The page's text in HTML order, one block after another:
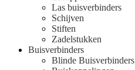
Las buisverbinders
Schijven
Stiften
Zadelstukken
Buisverbinders
Blinde Buisverbinders